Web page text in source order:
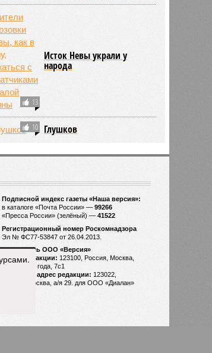
13
Исток Невы украли у
народа
10 Глушков
Подписной индекс газеты «Наша версия»:
в каталоге «Почта России» —99266
«Пресса России» (зелёный) —41522
Регистрационный номер Роскомнадзора
Эл № ФС77-53847 от 26.04.2013.
Учредитель ООО «Версия»
Адрес редакции: 123100, Россия, Москва,
улица 1905 года, 7с1
Почтовый адрес редакции: 123022,
Россия, Москва, а/я 29. для ООО «Диалан»